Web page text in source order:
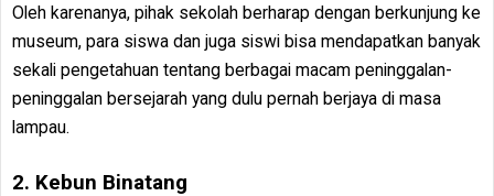
Oleh karenanya, pihak sekolah berharap dengan berkunjung ke
museum, para siswa dan juga siswi bisa mendapatkan banyak
sekali pengetahuan tentang berbagai macam peninggalan-
peninggalan bersejarah yang dulu pernah berjaya di masa
lampau.
2. Kebun Binatang